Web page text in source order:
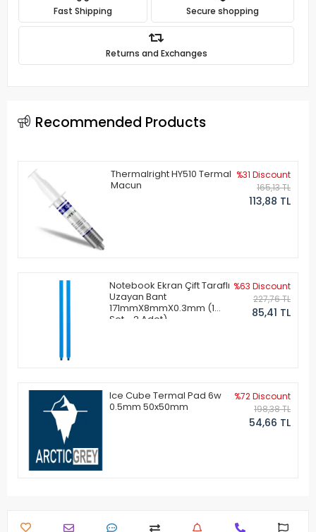
Fast Shipping Secure shopping
Returns and Exchanges
Recommended Products
Thermalright HY510 Termal
Macun
%31 Discount
165,13 TL
113,88 TL
Notebook Ekran Çift Taraflı
Uzayan Bant
171mmX8mmX0.3mm (1
Set - 2 Adet)
%63 Discount
227,76 TL
85,41 TL
Ice Cube Termal Pad 6w
0.5mm 50x50mm
%72 Discount
198,38 TL
54,66 TL